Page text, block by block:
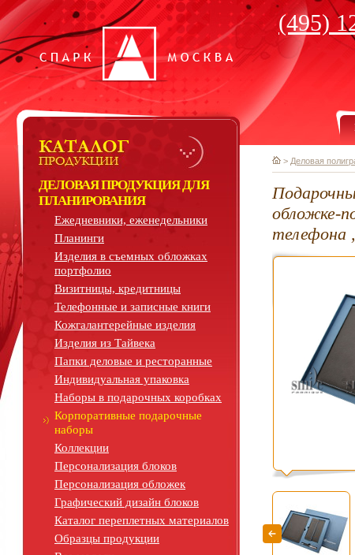
(495)
ДЕЛОВАЯ ПРОДУКЦИЯ ДЛЯ
ПЛАНИРОВАНИЯ
Ежедневники, еженедельники
Планинги
Изделия в съемных обложках
портфолио
Визитницы, кредитницы
Телефонные и записные книги
Кожгалантерейные изделия
Изделия из Тайвека
Папки деловые и ресторанные
Индивидуальная упаковка
Наборы в подарочных коробках
Корпоративные подарочные
наборы
Коллекции
Персонализация блоков
Персонализация обложек
Графический дизайн блоков
Каталог переплетных материалов
Образцы продукции
> Деловая
обложке-
телефона